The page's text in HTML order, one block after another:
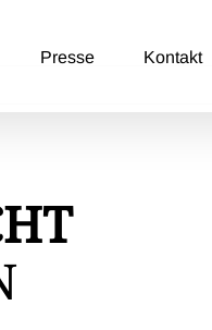
Presse Kontakt